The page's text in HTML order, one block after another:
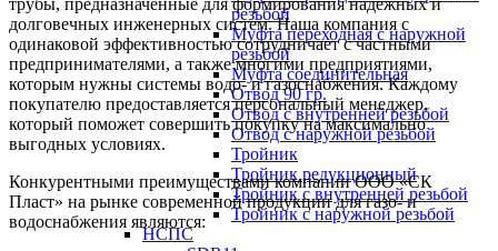
резьбой
Муфта переходная с наружной
резьбой
Муфта соединительная
Отвод 90 гр.
Отвод с внутренней резьбой
Отвод с наружной резьбой
Тройник
Тройник редукционный
Тройник с внутренней резьбой
Тройник с наружной резьбой
НСПС
долговечных инженерных систем. Наша компания с
одинаковой эффективностью сотрудничает с частными
предпринимателями, а также многими предприятиями,
которым нужны системы водо- и газоснабжения. Каждому
покупателю предоставляется персональный менеджер,
который поможет совершить покупку на максимально
выгодных условиях.
Конкурентными преимуществами компании ООО «СК
Пласт» на рынке современной продукции для газо- и
водоснабжения являются: